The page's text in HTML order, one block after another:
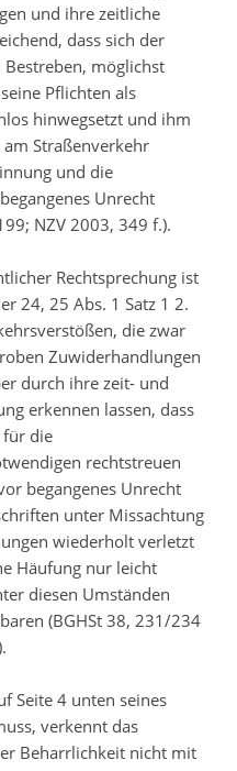
und ihre zeitliche
dass sich der
möglichst
Pflichten als
hinwegsetzt und ihm
Straßenverkehr
und die
Unrecht
NZV 2003, 349 f.).
Rechtsprechung ist
24, 25 Abs. 1 Satz 1 2.
die zwar
Zuwiderhandlungen
durch ihre zeit- und
erkennen lassen, dass
für die
rechtstreuen
begangenes Unrecht
unter Missachtung
wiederholt verletzt
Häufung nur leicht
diesen Umständen
(BGHSt 38, 231/234
Seite 4 unten seines
verkennt das
Beharrlichkeit nicht mit